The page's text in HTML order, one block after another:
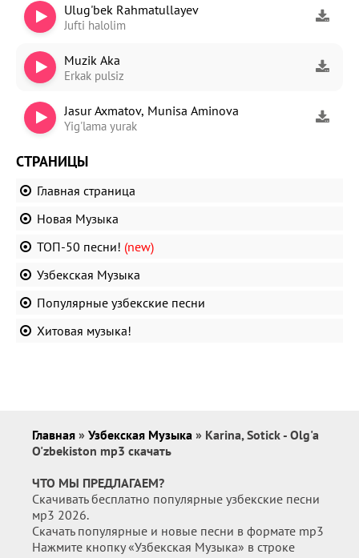
Ulug'bek Rahmatullayev
Jufti halolim
Muzik Aka
Erkak pulsiz
Jasur Axmatov, Munisa Aminova
Yig'lama yurak
СТРАНИЦЫ
Главная страница
Новая Музыка
ТОП-50 песни! (new)
Узбекская Музыка
Популярные узбекские песни
Хитовая музыка!
Главная » Узбекская Музыка » Karina, Sotick - Olg'a
O'zbekiston mp3 скачать
ЧТО МЫ ПРЕДЛАГАЕМ?
Скачивать бесплатно популярные узбекские песни
мр3 2026.
Скачать популярные и новые песни в формате mp3
Нажмите кнопку «Узбекская Музыка» в строке